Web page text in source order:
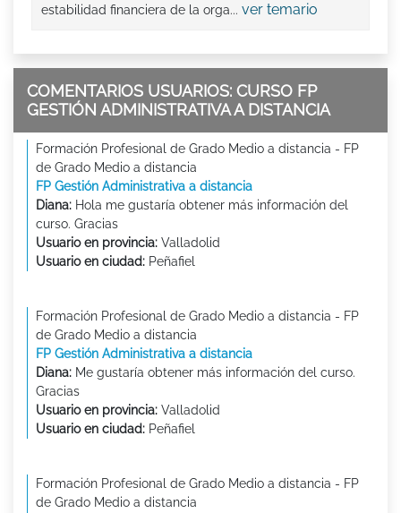
estabilidad financiera de la orga... ver temario
COMENTARIOS USUARIOS: CURSO FP
GESTIÓN ADMINISTRATIVA A DISTANCIA
Formación Profesional de Grado Medio a distancia - FP
de Grado Medio a distancia
FP Gestión Administrativa a distancia
Diana: Hola me gustaría obtener más información del
curso. Gracias
Usuario en provincia: Valladolid
Usuario en ciudad: Peñafiel
Formación Profesional de Grado Medio a distancia - FP
de Grado Medio a distancia
FP Gestión Administrativa a distancia
Diana: Me gustaría obtener más información del curso.
Gracias
Usuario en provincia: Valladolid
Usuario en ciudad: Peñafiel
Formación Profesional de Grado Medio a distancia - FP
de Grado Medio a distancia